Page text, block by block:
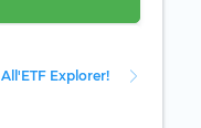
All'ETF Explorer!